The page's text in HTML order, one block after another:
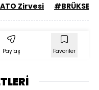
Zirvesi #BRÜKSEL
Paylaş Favoriler